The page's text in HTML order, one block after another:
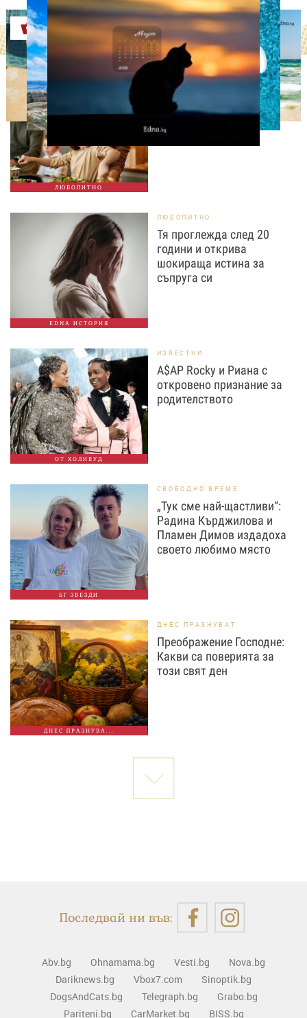
Оферти
ЛЮБОПИТНО
ЛЮБОПИТНО
Тайната на добрата
вечеря не се крие в
сложната рецепта
EDNA ИСТОРИЯ
ЛЮБОПИТНО
Тя проглежда след 20
години и открива
шокираща истина за
съпруга си
ОТ ХОЛИВУД
ИЗВЕСТНИ
A$AP Rocky и Риана с
откровено признание за
родителството
БГ ЗВЕЗДИ
СВОБОДНО ВРЕМЕ
„Тук сме най-щастливи“:
Радина Кърджилова и
Пламен Димов издадоха
своето любимо място
ДНЕС ПРАЗНУВА...
ДНЕС ПРАЗНУВАТ
Преображение Господне:
Какви са поверията за
този свят ден
Последвай ни във:
Abv.bg Ohnamama.bg Vesti.bg
Nova.bg
Dariknews.bg
Vbox7.com
Sinoptik.bg
DogsAndCats.bg
Telegraph.bg
Grabo.bg
Pariteni.bg
CarMarket.bg BISS.bg